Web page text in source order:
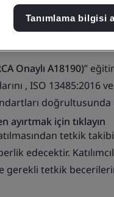
Onaylı A18190)”
, ISO 13485:2016
ayırtmak için tıklayın
tetkik
edecektir.
gerekli tetkik
Tanımlama bilgisi